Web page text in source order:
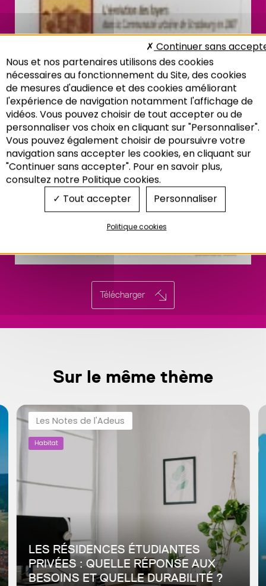
Recherche
Télécharger
Sur le même thème
Les Notes de l'Adeus
Habitat
LES RÉSIDENCES ÉTUDIANTES
PRIVÉES : QUELLE RÉPONSE AUX
BESOINS ET QUELLE DURABILITÉ ?
Nous et nos partenaires utilisons des cookies
nécessaires au fonctionnement du Site, des cookies
de mesures d'audience et des cookies améliorant
l'expérience de navigation notamment l'affichage de
vidéos. Vous pouvez choisir de tout accepter ou de
personnaliser vos choix en cliquant sur "Personnaliser".
Vous pouvez également choisir de poursuivre votre
navigation sans accepter les cookies, en cliquant sur
"Continuer sans accepter". Pour en savoir plus,
consultez notre Politique cookies.
Tout accepter
Continuer sans
Personnaliser
Politique cookies